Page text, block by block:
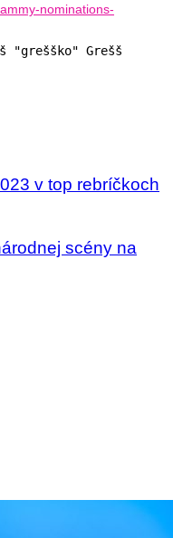
nominations-
"grešško" Grešš
v top rebríčkoch
scény na